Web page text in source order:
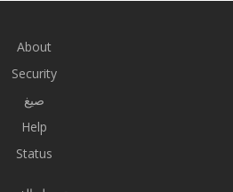
About
Security
صيغ
Help
Status